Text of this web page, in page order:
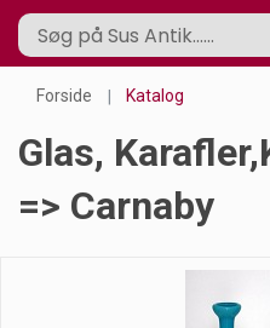
Forside Katalog
Glas,
=> Carnaby